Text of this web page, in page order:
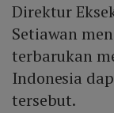
Direktur
Setiawan
terbarukan
Indonesia
tersebut.